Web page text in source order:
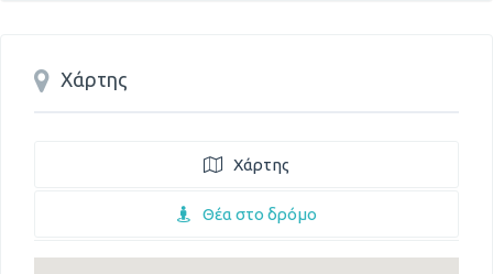
Χάρτης
Χάρτης
Θέα στο δρόμο